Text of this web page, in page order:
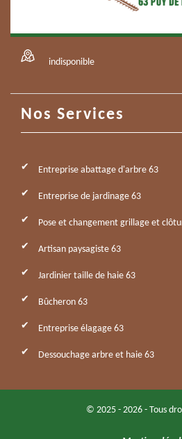
indisponible
Nos Services
Entreprise abattage d'arbre 63
Entreprise de jardinage 63
Pose et changement grillage et
Artisan paysagiste 63
Jardinier taille de haie 63
Bûcheron 63
Entreprise élagage 63
Dessouchage arbre et haie 63
© 2025 - 2026 - Tous